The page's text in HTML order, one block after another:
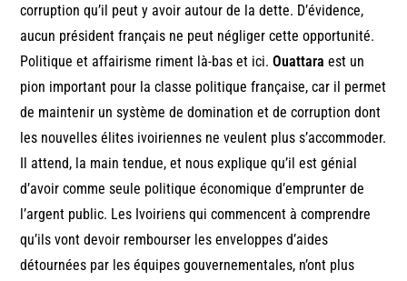
corruption qu’il peut y avoir autour de la dette. D’évidence,
aucun président français ne peut négliger cette opportunité.
Politique et affairisme riment là-bas et ici.Ouattara est un
pion important pour la classe politique française, car il permet
de maintenir un système de domination et de corruption dont
les nouvelles élites ivoiriennes ne veulent plus s’accommoder.
Il attend, la main tendue, et nous explique qu’il est génial
d’avoir comme seule politique économique d’emprunter de
l’argent public. Les Ivoiriens qui commencent à comprendre
qu’ils vont devoir rembourser les enveloppes d’aides
détournées par les équipes gouvernementales, n’ont plus